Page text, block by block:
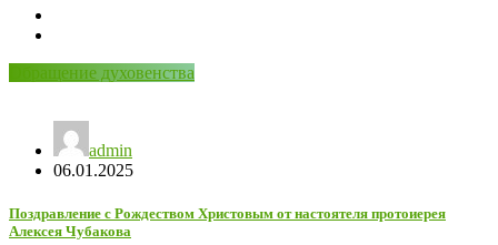
Обращение духовенства
admin
06.01.2025
Поздравление с Рождеством Христовым от настоятеля протоиерея
Алексея Чубакова